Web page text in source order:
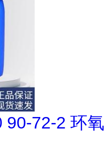
90-72-2 环氧